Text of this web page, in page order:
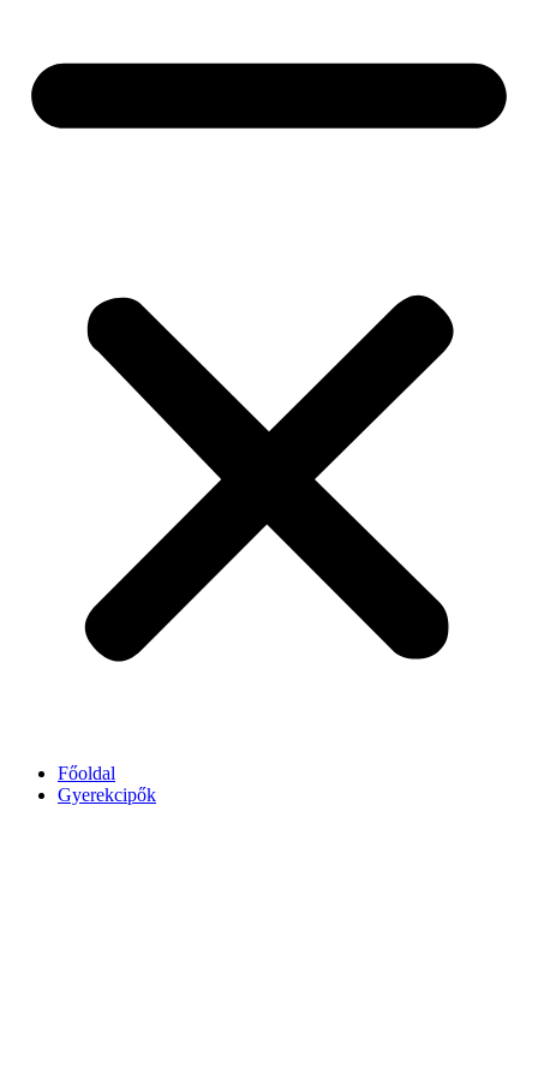
Főoldal
Gyerekcipők